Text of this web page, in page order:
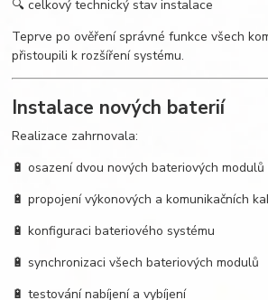
🔍 celkový technický stav instalace
Teprve po ověření správné funkce všech
přistoupili k rozšíření systému.
Instalace nových baterií
Realizace zahrnovala:
🔋 osazení dvou nových bateriových
🔋 propojení výkonových a komunikačních
🔋 konfiguraci bateriového systému
🔋 synchronizaci všech bateriových modulů
🔋 testování nabíjení a vybíjení